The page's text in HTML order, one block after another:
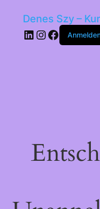
Denes Szy –
LinkedIn
Instagram